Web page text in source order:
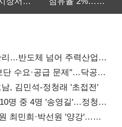
…반도체 넘어 주력산업
단 수요·공급 문제"…닥공
, 김민석-정청래 '초접전'
명 중 4명 '송영길'…정청래
최민희·박선원 '양강'…